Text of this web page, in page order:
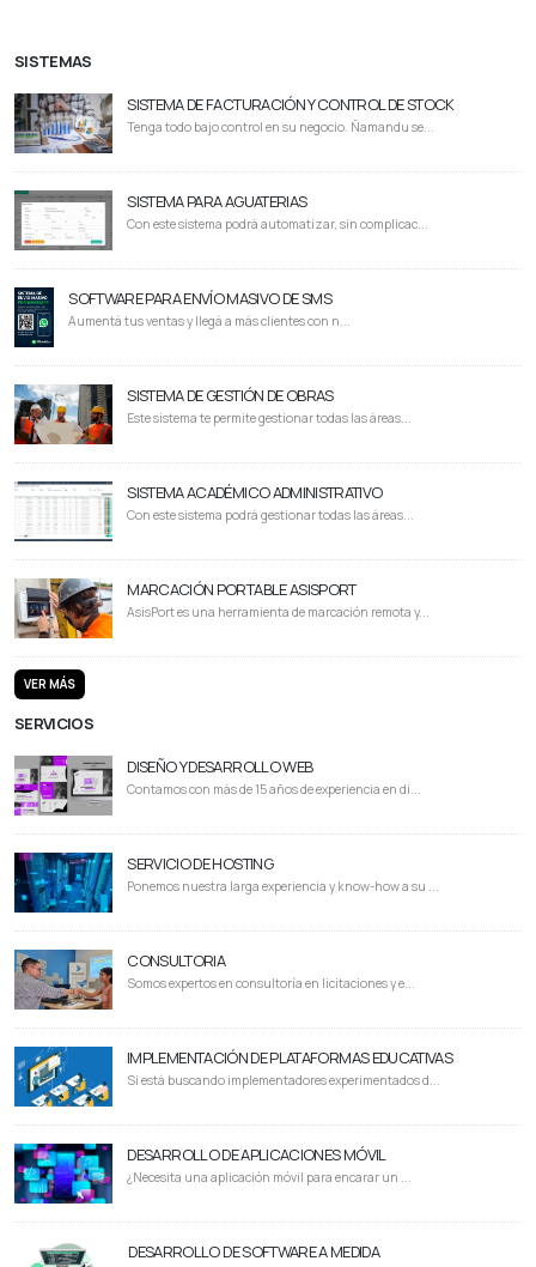
SISTEMAS
SISTEMA DE FACTURACIÓN Y CONTROL DE STOCK
Tenga todo bajo control en su negocio. Ñamandu se...
SISTEMA PARA AGUATERIAS
Con este sistema podrá automatizar, sin complicac...
SOFTWARE PARA ENVÍO MASIVO DE SMS
Aumentá tus ventas y llegá a más clientes con n...
SISTEMA DE GESTIÓN DE OBRAS
Este sistema te permite gestionar todas las áreas...
SISTEMA ACADÉMICO ADMINISTRATIVO
Con este sistema podrá gestionar todas las áreas...
MARCACIÓN PORTABLE ASISPORT
AsisPort es una herramienta de marcación remota y...
VER MÁS
SERVICIOS
DISEÑO Y DESARROLLO WEB
Contamos con más de 15 años de experiencia en di...
SERVICIO DE HOSTING
Ponemos nuestra larga experiencia y know-how a su ...
CONSULTORIA
Somos expertos en consultoría en licitaciones y e...
IMPLEMENTACIÓN DE PLATAFORMAS EDUCATIVAS
Si está buscando implementadores experimentados d...
DESARROLLO DE APLICACIONES MÓVIL
¿Necesita una aplicación móvil para encarar un ...
DESARROLLO DE SOFTWARE A MEDIDA